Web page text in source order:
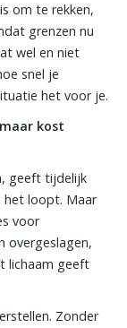
om te rekken,
grenzen nu
wel en niet
snel je
het voor je.
kost
geeft tijdelijk
het loopt. Maar
voor
overgeslagen,
lichaam geeft
Zonder